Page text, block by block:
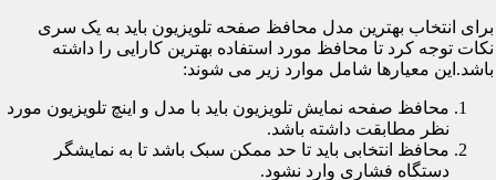
برای انتخاب بهترین مدل محافظ صفحه تلویزیون باید به یک سری
نکات توجه کرد تا محافظ مورد استفاده بهترین کارایی را داشته
باشد.این معیارها شامل موارد زیر می شوند:
محافظ صفحه نمایش تلویزیون باید با مدل و اینچ تلویزیون مورد
نظر مطابقت داشته باشد.
محافظ انتخابی باید تا حد ممکن سبک باشد تا به نمایشگر
دستگاه فشاری وارد نشود.